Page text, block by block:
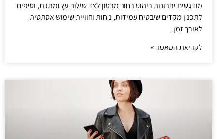
מודגשים יתרונות ריהוט רחוב מבטון לצד שילוב עץ ומתכת, וטיפים
לתכנון מקדים שיבטיח עמידות, נוחות וחוויית שימוש אסתטית
לאורך זמן.
לקריאת המאמר »